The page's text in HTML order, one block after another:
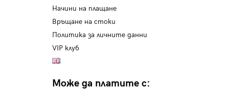
Начини на плащане
Връщане на стоки
Политика за личните данни
VIP клуб
Може да платите с: